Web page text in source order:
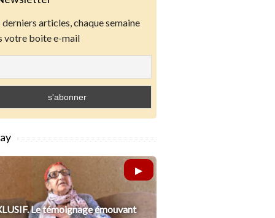
derniers articles, chaque semaine
votre boite e-mail
Le témoignage émouvant